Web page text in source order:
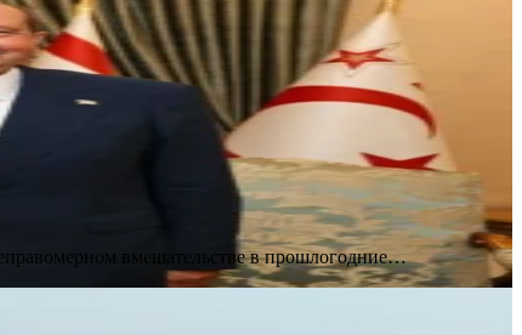
вмешательстве в прошлогодние…